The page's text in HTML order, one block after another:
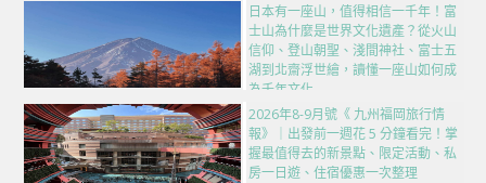
日本有一座山，值得相信一千年！富
士山為什麼是世界文化遺產？從火山
信仰、登山朝聖、淺間神社、富士五
湖到北齋浮世繪，讀懂一座山如何成
為千年文化
2026年8-9月號《 九州福岡旅行情
報》｜出發前一週花 5 分鐘看完！掌
握最值得去的新景點、限定活動、私
房一日遊、住宿優惠一次整理